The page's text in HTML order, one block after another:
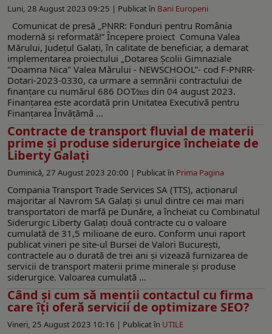
Luni, 28 August 2023 09:25 | Publicat în Bani Europeni
Comunicat de presă „PNRR: Fonduri pentru România
modernă și reformată!” Începere proiect Comuna Valea
Mărului, Județul Galați, în calitate de beneficiar, a demarat
implementarea proiectului „Dotarea Școlii Gimnaziale
"Doamna Nica" Valea Mărului - NEWSCHOOL”- cod F-PNRR-
Dotari-2023-0330, ca urmare a semnării contractului de
finanțare cu numărul 686 DOT⁄2023 din 04 august 2023.
Finanțarea este acordată prin Unitatea Executivă pentru
Finanțarea Învățămâ ...
Contracte de transport fluvial de materii
prime şi produse siderurgice încheiate de
Liberty Galaţi
Duminică, 27 August 2023 20:00 | Publicat în Prima Pagina
Compania Transport Trade Services SA (TTS), acționarul
majoritar al Navrom SA Galați și unul dintre cei mai mari
transportatori de marfă pe Dunăre, a încheiat cu Combinatul
Siderurgic Liberty Galați două contracte cu o valoare
cumulată de 31,5 milioane de euro. Conform unui raport
publicat vineri pe site-ul Bursei de Valori București,
contractele au o durată de trei ani și vizează furnizarea de
servicii de transport materii prime minerale și produse
siderurgice. Valoarea cumulată ...
Când și cum să menții contactul cu firma
care îți oferă servicii de optimizare SEO?
Vineri, 25 August 2023 10:16 | Publicat în UTILE